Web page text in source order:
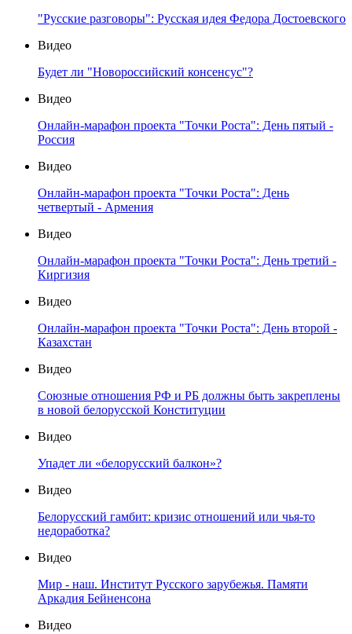
"Русские разговоры": Русская идея Федора Достоевского
Видео
Будет ли "Новороссийский консенсус"?
Видео
Онлайн-марафон проекта "Точки Роста": День пятый -
Россия
Видео
Онлайн-марафон проекта "Точки Роста": День
четвертый - Армения
Видео
Онлайн-марафон проекта "Точки Роста": День третий -
Киргизия
Видео
Онлайн-марафон проекта "Точки Роста": День второй -
Казахстан
Видео
Союзные отношения РФ и РБ должны быть закреплены
в новой белорусской Конституции
Видео
Упадет ли «белорусский балкон»?
Видео
Белорусский гамбит: кризис отношений или чья-то
недоработка?
Видео
Мир - наш. Институт Русского зарубежья. Памяти
Аркадия Бейненсона
Видео